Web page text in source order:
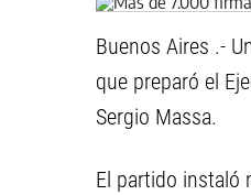
Buenos Aires .-
que preparó el
Sergio Massa.
El partido instaló